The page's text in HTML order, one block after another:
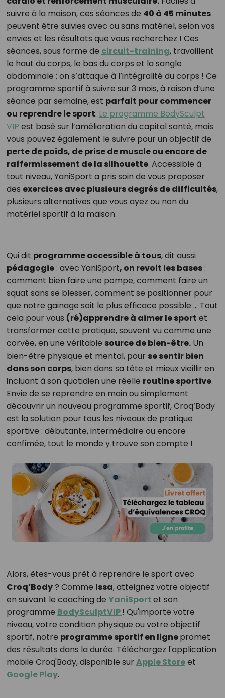
suivre à la maison, ces séances de 40 à 45 minutes
peuvent être suivies avec ou sans matériel, selon vos
envies et les résultats que vous recherchez ! Ces
séances, sous forme de circuit-training, travaillent
le haut du corps, le bas du corps et la sangle
abdominale : on s’attaque à l’intégralité du corps ! Ce
programme sportif à suivre sur 3 mois, à raison d’une
séance par semaine, est parfait pour commencer
ou reprendre le sport. Le programme BodySculpt
VIP est basé sur l’amélioration du capital santé, mais
vous pouvez également le suivre pour un objectif de
perte de poids, de prise de muscle ou encore de
raffermissement de la silhouette. Accessible à
tout niveau, YaniSport a pris soin de vous proposer
des exercices avec plusieurs degrés de difficultés,
plusieurs alternatives que vous ayez ou non du
matériel sportif à la maison.
Qui dit programme accessible à tous, dit aussi
pédagogie: avec YaniSport, on revoit les bases:
comment bien faire une pompe, comment faire un
squat sans se blesser, comment se positionner pour
que notre gainage soit le plus efficace possible … Tout
cela pour vous (ré)apprendre à aimer le sport et
transformer cette pratique, souvent vu comme une
corvée, en une véritable source de bien-être.Un
bien-être physique et mental, pour se sentir bien
dans son corps, bien dans sa tête et mieux vieillir en
incluant à son quotidien une réelle routine sportive.
Envie de se reprendre en main ou simplement
découvrir un nouveau programme sportif, Croq’Body
est la solution pour tous les niveaux de pratique
sportive : débutante, intermédiaire ou encore
confimée, tout le monde y trouve son compte !
Alors, êtes-vous prêt à reprendre le sport avec
Croq’Body? Comme Issa, atteignez votre objectif
en suivant le coaching de YaniSportet son
programme BodySculptVIP! Qu'importe votre
niveau, votre condition physique ou votre objectif
sportif, notre programme sportif en lignepromet
des résultats dans la durée. Téléchargez l'application
mobile Croq'Body, disponible sur Apple Storeet
Google Play.